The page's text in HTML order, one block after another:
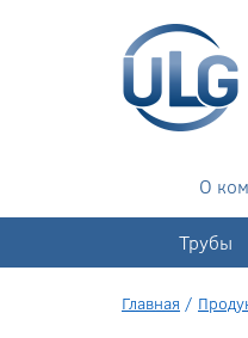
+7(343)
О
Трубы
Главная /